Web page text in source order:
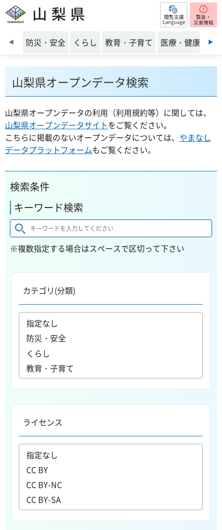
山梨県 閲覧支援
前のスライドを表示
防災・安全 くらし 教育・子育て 医療・健康・福
山梨県オープンデータ検索
山梨県オープンデータの利用（利用規約等）に関しては、
山梨県オープンデータサイトをご覧ください。
こちらに掲載のないオープンデータについては、 やまなし
データプラットフォームもご覧ください。
検索条件
キーワード検索
※複数指定する場合はスペースで区切って下さい
カテゴリ(分類)
ライセンス